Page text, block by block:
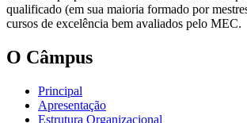
qualificado (em sua maioria formado por
cursos de excelência bem avaliados pelo MEC.
O Câmpus
Principal
Apresentação
Estrutura Organizacional